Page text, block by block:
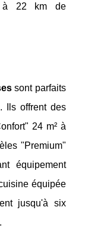
à 22 km de
sont parfaits
Ils offrent des
24 m² à
"Premium"
équipement
équipée
jusqu'à six